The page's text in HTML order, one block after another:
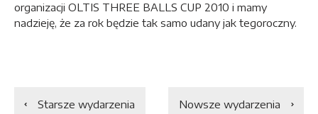
organizacji OLTIS THREE BALLS CUP 2010 i mamy
nadzieję, że za rok będzie tak samo udany jak tegoroczny.
Starsze wydarzenia Nowsze wydarzenia